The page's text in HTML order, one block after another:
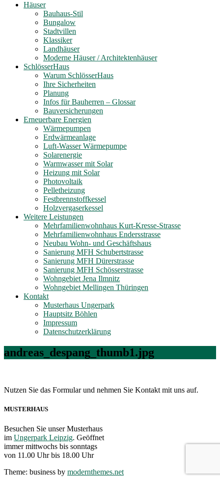
Häuser
Bauhaus-Stil
Bungalow
Stadtvillen
Klassiker
Landhäuser
Moderne Häuser / Architektenhäuser
SchlösserHaus
Warum SchlösserHaus
Ihre Sicherheiten
Planung
Infos für Bauherren – Glossar
Bauversicherungen
Erneuerbare Energien
Wärmepumpen
Erdwärmeanlage
Luft-Wasser Wärmepumpe
Solarenergie
Warmwasser mit Solar
Heizung mit Solar
Photovoltaik
Pelletheizung
Festbrennstoffkessel
Holzvergaserkessel
Weitere Leistungen
Mehrfamilienwohnhaus Kurt-Kresse-Strasse
Mehrfamilienwohnhaus Endersstrasse
Neubau Wohn- und Geschäftshaus
Sanierung MFH Schubertstrasse
Sanierung MFH Dürerstrasse
Sanierung MFH Schösserstrasse
Wohngebiet Jena Ilmnitz
Wohngebiet Mellingen Thüringen
Kontakt
Musterhaus Ungerpark
Hauptsitz Böhlen
Impressum
Datenschutzerklärung
andreas_despang_thumb1.jpg
Nutzen Sie das Formular und nehmen Sie Kontakt mit uns auf.
MUSTERHAUS
Besuchen Sie unser Musterhaus
im Ungerpark Leipzig. Geöffnet
immer mittwochs bis sonntags
von 11.00 Uhr bis 18.00 Uhr
Theme: business by modernthemes.net